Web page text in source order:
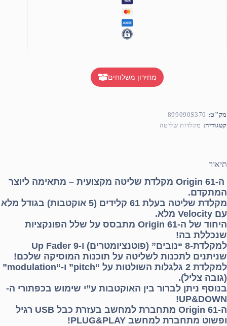
מחירון משלוחים
מק"ט: 899090S370
קטגוריה: מקלדות שליטה
תיאור
ה-Origin 61 מקלדת שליטה מקצועית – מתאימה ליוצר
המתקדם.
מקלדת שליטה בעלת 61 קלידים (5 אוקטבות) בגודל מלא
עם Velocity מלא.
היחוד של ה-Origin 61 מתבסס על שלל הפונקציות
שנכללת בה!
למקלדת-8 “נובים” (פוטנציומטרים) ו-Up Fader 9
שניתנים לתכנות לשליטה על תוכנות המוסיקה שלכם!
למקלדת 2 גלגלות השולטות על “pitch” ו-“modulation”
(גובה צליל).
בנוסף ניתן לברור בין האוקטבות ע”י שימוש בכפתורי ה-
UP&DOWN!
ה-Origin 61 מתחברת למחשב בעזרת כבל USB רגיל
ופשוט מתחברת למחשב PLUG&PLAY!